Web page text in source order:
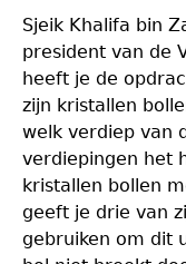
Sjeik Khalifa bin
president van de
heeft je de
zijn kristallen
welk verdiep van
verdiepingen het
kristallen bollen
geeft je drie van
gebruiken om dit